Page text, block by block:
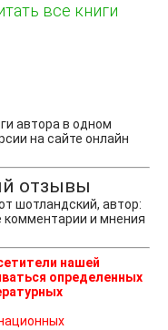
все книги
автора в одном
на сайте онлайн
отзывы
шотландский, автор:
и мнения
нашей
определенных